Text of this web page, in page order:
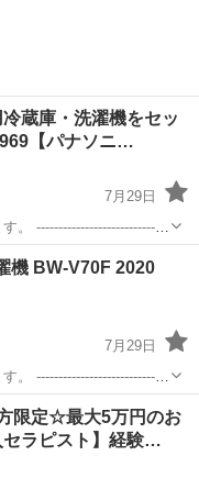
蔵庫・洗濯機をセッ
【パナソニ…
7月29日
単身用冷蔵庫・洗濯機をセット...
機 BW-V70F 2020
7月29日
品詳細】 商品名：日立 7kg洗...
テント
限定☆最大5万円のお
セラピスト】経験…